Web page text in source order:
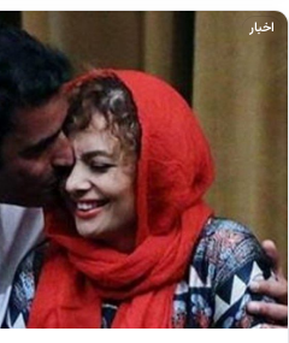
اخبار